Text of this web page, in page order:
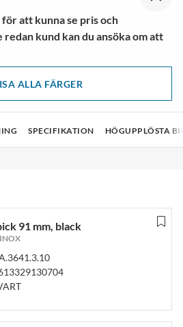
att kunna se pris och
kund kan du ansöka om att
ALLA FÄRGER
SPECIFIKATION HÖGUPPLÖSTA
91 mm, black